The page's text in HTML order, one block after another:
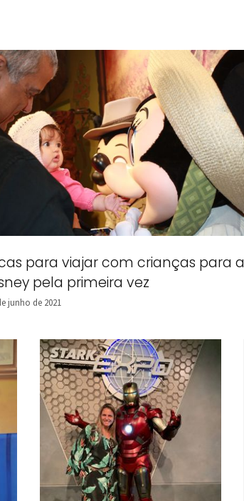
para viajar com crianças para a
pela primeira vez
junho de 2021